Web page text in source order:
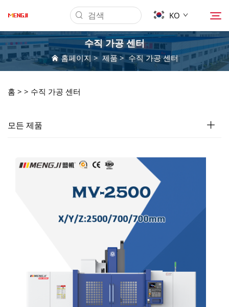
KO
회사 소개
제품
응용 프로그램
다운로드
수직 가공 센터
홈페이지>제품>수직 가공 센터
홈 > > 수직 가공 센터
모든 제품